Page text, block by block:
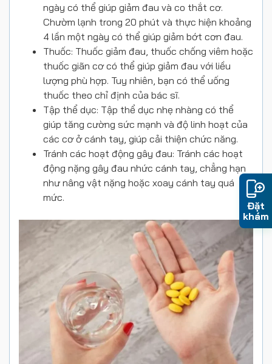
ngày có thể giúp giảm đau và co thắt cơ.
Chườm lạnh trong 20 phút và thực hiện khoảng
4 lần một ngày có thể giúp giảm bớt cơn đau.
Thuốc: Thuốc giảm đau, thuốc chống viêm hoặc
thuốc giãn cơ có thể giúp giảm đau với liều
lượng phù hợp. Tuy nhiên, bạn có thể uống
thuốc theo chỉ định của bác sĩ.
Tập thể dục: Tập thể dục nhẹ nhàng có thể
giúp tăng cường sức mạnh và độ linh hoạt của
các cơ ở cánh tay, giúp cải thiện chức năng.
Tránh các hoạt động gây đau: Tránh các hoạt
động nặng gây đau nhức cánh tay, chẳng hạn
như nâng vật nặng hoặc xoay cánh tay quá
mức.
Đặt
khám